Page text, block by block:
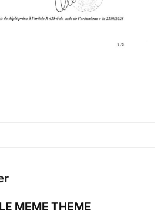
MEME THEME